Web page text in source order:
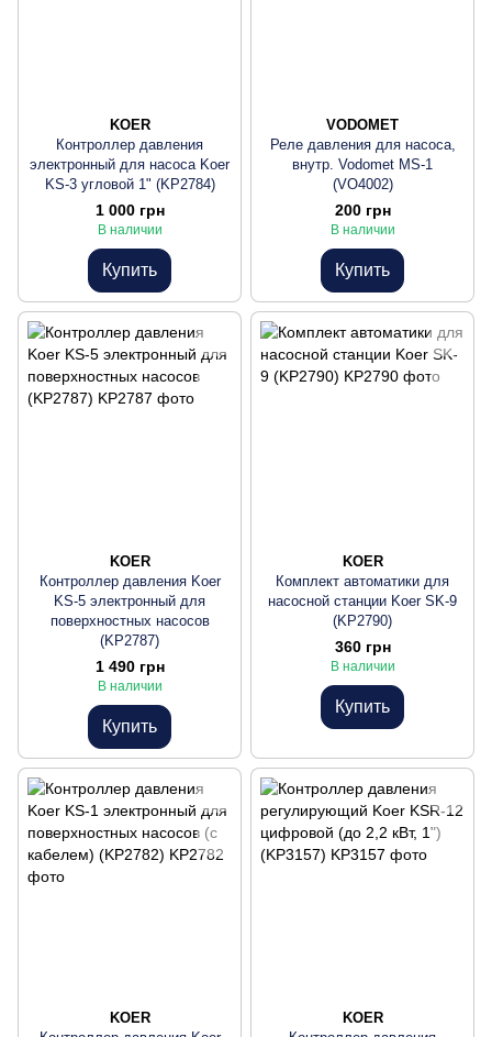
KOER
Контроллер давления
электронный для насоса Koer
KS-3 угловой 1" (KP2784)
1 000 грн
В наличии
Купить
VODOMET
Реле давления для насоса,
внутр. Vodomet MS-1
(VO4002)
200 грн
В наличии
Купить
KOER
Контроллер давления Koer
KS-5 электронный для
поверхностных насосов
(KP2787)
1 490 грн
В наличии
Купить
KOER
Комплект автоматики для
насосной станции Koer SK-9
(KP2790)
360 грн
В наличии
Купить
KOER
KOER